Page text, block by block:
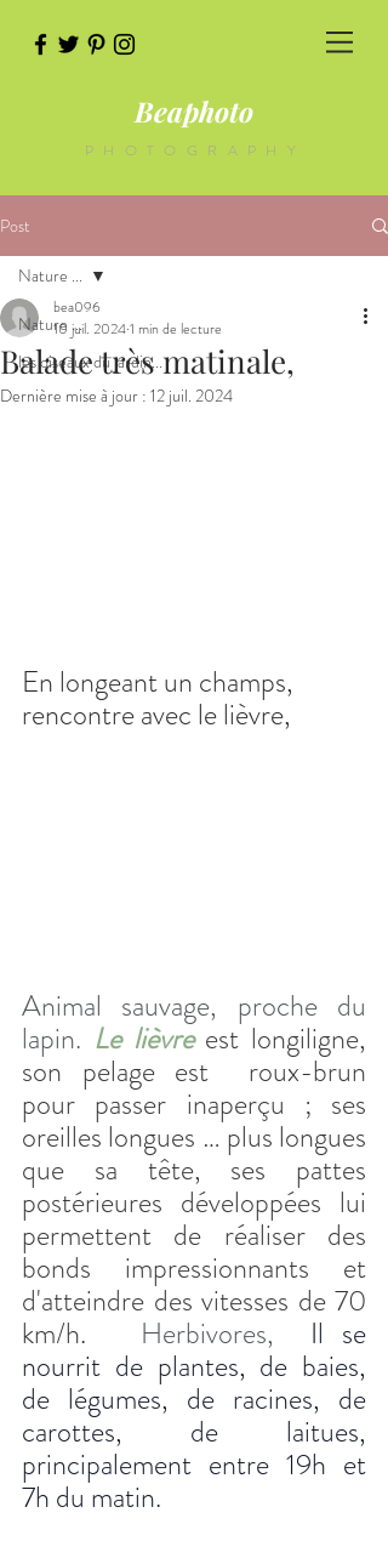
Beaphoto
PHOTOGRAPHY
Post
Nature ...
les oiseaux du jardin...
Nature ...
Balade très matinale,
bea096
10 juil. 20241 min de lecture
Dernière mise à jour : 12 juil. 2024
En longeant un champs,
rencontre avec le lièvre,
Animal sauvage, proche du
lapin. Le lièvre est longiligne,
son pelage est  roux-brun
pour passer inaperçu ; ses
oreilles longues … plus longues
que sa tête, ses pattes
postérieures développées lui
permettent de réaliser des
bonds impressionnants et
d'atteindre des vitesses de 70
km/h. Herbivores, Il se
nourrit de plantes, de baies,
de légumes, de racines, de
carottes, de laitues,
principalement entre 19h et
7h du matin.